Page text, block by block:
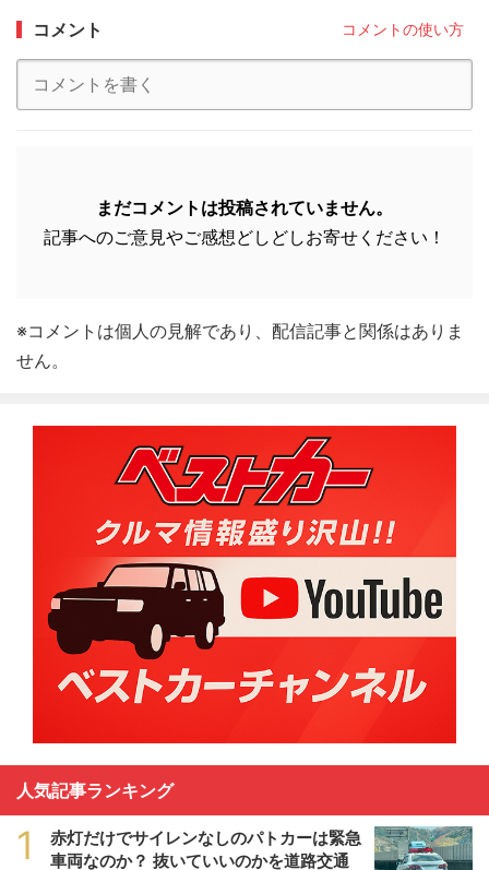
コメント コメントの使い方
まだコメントは投稿されていません。
記事へのご意見やご感想どしどしお寄せください！
※コメントは個人の見解であり、配信記事と関係はありま
せん。
人気記事ランキング
1
赤灯だけでサイレンなしのパトカーは緊急
車両なのか？ 抜いていいのかを道路交通